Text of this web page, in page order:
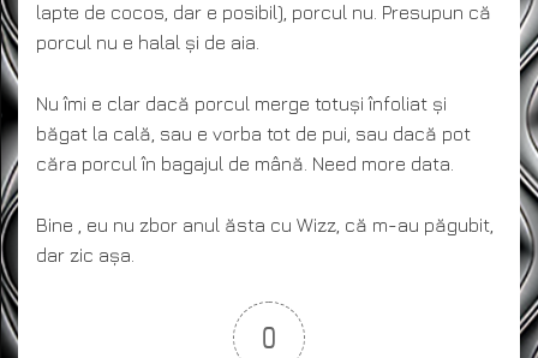
lapte de cocos, dar e posibil), porcul nu. Presupun că
porcul nu e halal și de aia.
Nu îmi e clar dacă porcul merge totuși înfoliat și
băgat la cală, sau e vorba tot de pui, sau dacă pot
căra porcul în bagajul de mână. Need more data.
Bine , eu nu zbor anul ăsta cu Wizz, că m-au păgubit,
dar zic așa.
0